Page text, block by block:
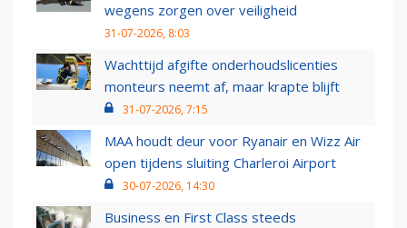
wegens zorgen over veiligheid
31-07-2026, 8:03
Wachttijd afgifte onderhoudslicenties
monteurs neemt af, maar krapte blijft
31-07-2026, 7:15
MAA houdt deur voor Ryanair en Wizz Air
open tijdens sluiting Charleroi Airport
30-07-2026, 14:30
Business en First Class steeds